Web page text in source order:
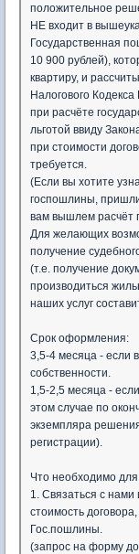
положительное
НЕ входит в
Государственная
10 900 рублей),
квартиру, и
Налогового
при расчёте
льготой ввиду
при стоимости
требуется.
(Если вы хотите
госпошлины,
вам вышлем расчёт
Для желающих
получение
(т.е. получение
производиться
наших услуг
Срок оформления:
3,5-4 месяца - если
собственности.
1,5-2,5 месяца -
этом случае по
экземпляра
регистрации).
Что необходимо
1. Связаться с
стоимость
Гос.пошлины.
(запрос на форму